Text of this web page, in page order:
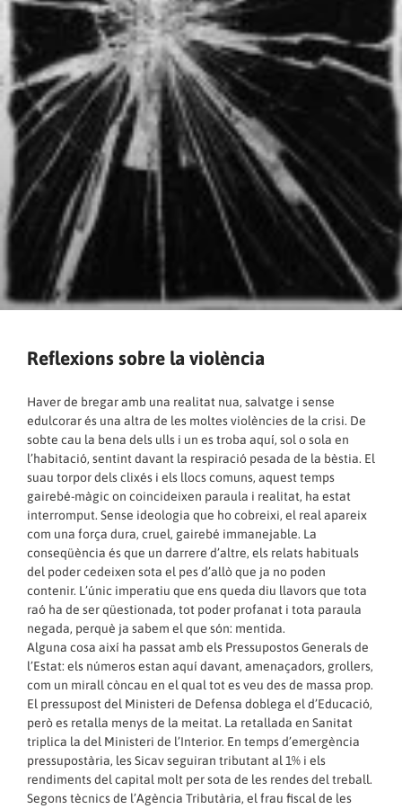
Reflexions sobre la violència
Haver de bregar amb una realitat nua, salvatge i sense
edulcorar és una altra de les moltes violències de la crisi. De
sobte cau la bena dels ulls i un es troba aquí, sol o sola en
l’habitació, sentint davant la respiració pesada de la bèstia. El
suau torpor dels clixés i els llocs comuns, aquest temps
gairebé-màgic on coincideixen paraula i realitat, ha estat
interromput. Sense ideologia que ho cobreixi, el real apareix
com una força dura, cruel, gairebé immanejable. La
conseqüència és que un darrere d’altre, els relats habituals
del poder cedeixen sota el pes d’allò que ja no poden
contenir. L’únic imperatiu que ens queda diu llavors que tota
raó ha de ser qüestionada, tot poder profanat i tota paraula
negada, perquè ja sabem el que són: mentida.
Alguna cosa així ha passat amb els Pressupostos Generals de
l’Estat: els números estan aquí davant, amenaçadors, grollers,
com un mirall còncau en el qual tot es veu des de massa prop.
El pressupost del Ministeri de Defensa doblega el d’Educació,
però es retalla menys de la meitat. La retallada en Sanitat
triplica la del Ministeri de l’Interior. En temps d’emergència
pressupostària, les Sicav seguiran tributant al 1% i els
rendiments del capital molt per sota de les rendes del treball.
Segons tècnics de l’Agència Tributària, el frau fiscal de les